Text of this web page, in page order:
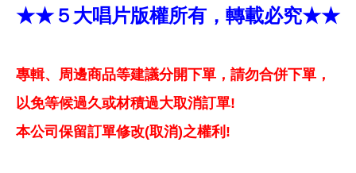
★★５大唱片版權所有，轉載必究★★
專輯、周邊商品等建議分開下單，請勿合併下單，
以免等候過久或材積過大取消訂單!
本公司保留訂單修改(取消)之權利!